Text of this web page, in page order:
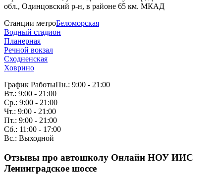
обл., Одинцовский р-н, в районе 65 км. МКАД
Станции метроБеломорская
Водный стадион
Планерная
Речной вокзал
Сходненская
Ховрино
График РаботыПн.: 9:00 - 21:00
Вт.: 9:00 - 21:00
Ср.: 9:00 - 21:00
Чт.: 9:00 - 21:00
Пт.: 9:00 - 21:00
Сб.: 11:00 - 17:00
Вс.: Выходной
Отзывы про автошколу Онлайн НОУ ИИС
Ленинградское шоссе